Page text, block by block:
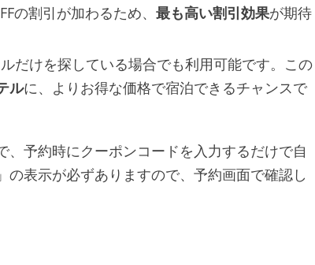
の割引が加わるため、 最も高い割引効果が期待
だけを探している場合でも利用可能です。この
ルに、よりお得な価格で宿泊できるチャンスで
、予約時にクーポンコードを入力するだけで自
の表示が必ずありますので、予約画面で確認し